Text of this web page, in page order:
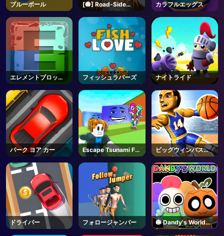
ブルーボール
[🎃] Road-Side
Shawarma
[HORROR] - Roblox
カラフルエッグス
エレメントブロック
ス
フィッシュラバーズ ナイトライド
パーク ヨア カー
Escape Tsunami For
Brainrots! - Roblox
ビッグウィンバスケ
ットボール
ドライバー フォロージャンパー
🎃 Dandy's World
[ALPHA] - Roblox